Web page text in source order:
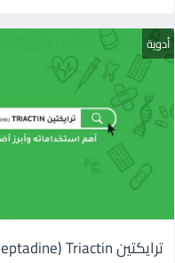
أدوية
ترايكتين Cyproheptadine) Triactin) فاتح للشهية لزيادة الوزن